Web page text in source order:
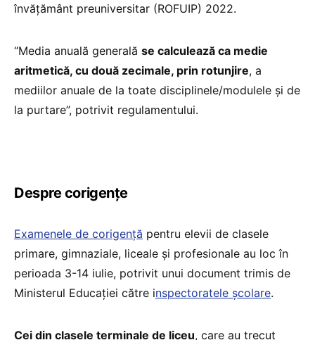
învățământ preuniversitar (ROFUIP) 2022.
“Media anuală generală se calculează ca medie
aritmetică, cu două zecimale, prin rotunjire, a
mediilor anuale de la toate disciplinele/modulele și de
la purtare”, potrivit regulamentului.
Despre corigențe
Examenele de corigență pentru elevii de clasele
primare, gimnaziale, liceale și profesionale au loc în
perioada 3-14 iulie, potrivit unui document trimis de
Ministerul Educației către inspectoratele școlare.
Cei din clasele terminale de liceu, care au trecut